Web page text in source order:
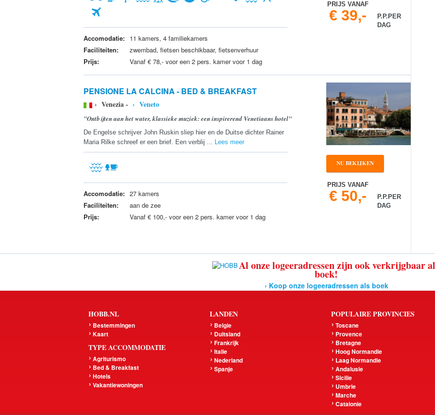
PRIJS VANAF
€ 39,-
P.P.PER
DAG
Accomodatie: 11 kamers, 4 familiekamers
Faciliteiten:
zwembad, fietsen beschikbaar, fietsenverhuur
Prijs:
Vanaf € 78,- voor een 2 pers. kamer voor 1 dag
NU BEKIJKEN
PRIJS VANAF
€ 50,-
P.P.PER
DAG
PENSIONE LA CALCINA - BED & BREAKFAST
› Venezia - › Veneto
"Ontbijten aan het water, klassieke muziek: een inspirerend Venetiaans hotel"
De Engelse schrijver John Ruskin sliep hier en de Duitse dichter Rainer
Maria Rilke schreef er een brief. Een verblij ... Lees meer
Accomodatie: 27 kamers
Faciliteiten:
aan de zee
Prijs:
Vanaf € 100,- voor een 2 pers. kamer voor 1 dag
Al onze logeeradressen zijn ook verkrijgbaar
boek!
› Koop onze logeeradressen als boek
HOBB.NL
Bestemmingen
Kaart
TYPE ACCOMMODATIE
Agriturismo
Bed & Breakfast
Hotels
Vakantiewoningen
LANDEN
Belgie
Duitsland
Frankrijk
Italie
Nederland
Spanje
POPULAIRE PROVINCIES
Toscane
Provence
Bretagne
Hoog Normandie
Laag Normandie
Andalusie
Sicilie
Umbrie
Marche
Catalonie